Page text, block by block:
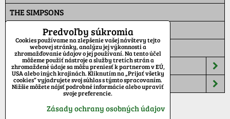
THE SIMPSONS
PAT A MAT
MASKÁČ
ŠILTOVKY
TEPLÁKY
Predvoľby súkromia
Cookies používame na zlepšenie vašej návštevy tejto
webovej stránky, analýzu jej výkonnosti a
zhromažďovanie údajov o jej používaní. Na tento účel
môžeme použiť nástroje a služby tretích strán a
zhromaždené údaje sa môžu preniesť k partnerom v EÚ,
USA alebo iných krajinách. Kliknutím na „Prijať všetky
cookies“ vyjadrujete svoj súhlas s týmto spracovaním.
Nižšie môžete nájsť podrobné informácie alebo upraviť
svoje preferencie.
Zásady ochrany osobných údajov